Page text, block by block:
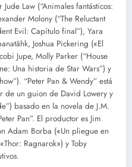
Law (“Animales fantásticos:
Molony (“The Reluctant
Evil: Capítulo final”), Yara
Joshua Pickering («El
Jupe, Molly Parker (“House
Una historia de Star Wars”) y
“Peter Pan & Wendy” está
un guion de David Lowery y
basado en la novela de J.M.
Pan”. El productor es Jim
Adam Borba («Un pliegue en
Ragnarok») y Toby